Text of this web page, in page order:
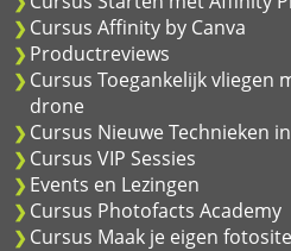
Cursus Affinity by Canva
Productreviews
Cursus Toegankelijk vliegen
drone
Cursus Nieuwe Technieken
Cursus VIP Sessies
Events en Lezingen
Cursus Photofacts Academy
Cursus Maak je eigen fotosite